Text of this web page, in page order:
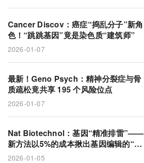
骨密度
精神分裂症 染色质
生活方式
Cancer Discov：癌症“捣乱分子”新角
色！“跳跳基因”竟是染色质“建筑师”
2026-01-07
最新！Geno Psych：精神分裂症与骨
质疏松竟共享 195 个风险位点
2026-01-07
Nat Biotechnol：基因“精准排雷”——
新方法以5%的成本揪出基因编辑的“脱
靶暗箭”
2026-01-05